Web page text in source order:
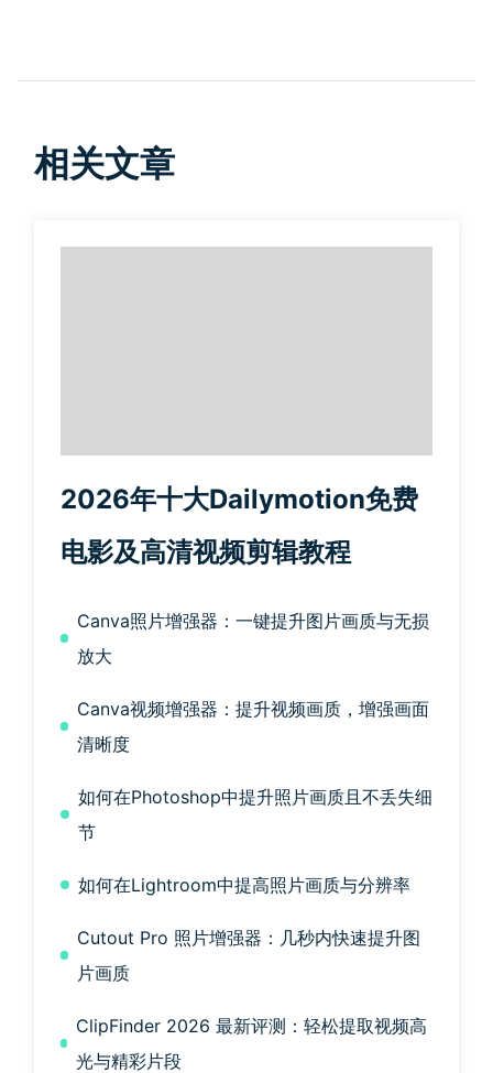
相关文章
2026年十大Dailymotion免费
电影及高清视频剪辑教程
Canva照片增强器：一键提升图片画质与无损
放大
Canva视频增强器：提升视频画质，增强画面
清晰度
如何在Photoshop中提升照片画质且不丢失细
节
如何在Lightroom中提高照片画质与分辨率
Cutout Pro 照片增强器：几秒内快速提升图
片画质
ClipFinder 2026 最新评测：轻松提取视频高
光与精彩片段